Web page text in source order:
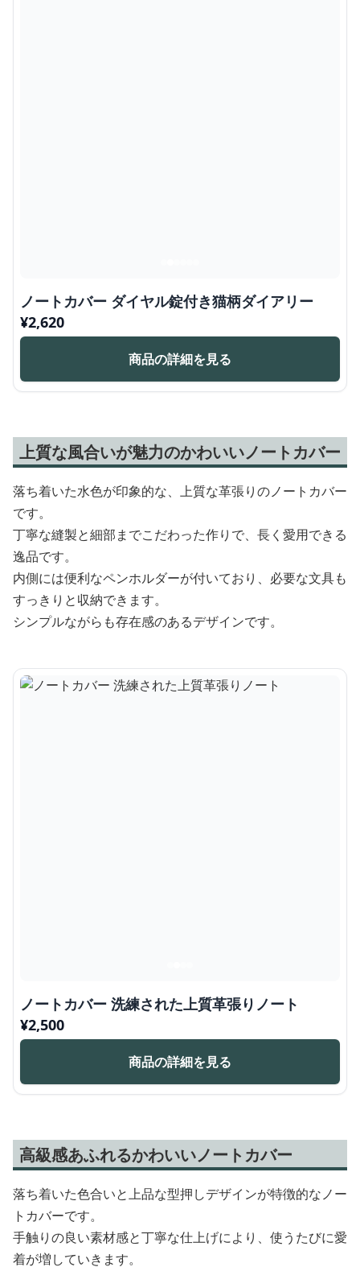
ノートカバー ダイヤル錠付き猫柄ダイアリー
¥2,620
商品の詳細を見る
上質な風合いが魅力のかわいいノートカバー
落ち着いた水色が印象的な、上質な革張りのノートカバー
です。
丁寧な縫製と細部までこだわった作りで、長く愛用できる
逸品です。
内側には便利なペンホルダーが付いており、必要な文具も
すっきりと収納できます。
シンプルながらも存在感のあるデザインです。
ノートカバー 洗練された上質革張りノート
¥2,500
商品の詳細を見る
高級感あふれるかわいいノートカバー
落ち着いた色合いと上品な型押しデザインが特徴的なノー
トカバーです。
手触りの良い素材感と丁寧な仕上げにより、使うたびに愛
着が増していきます。